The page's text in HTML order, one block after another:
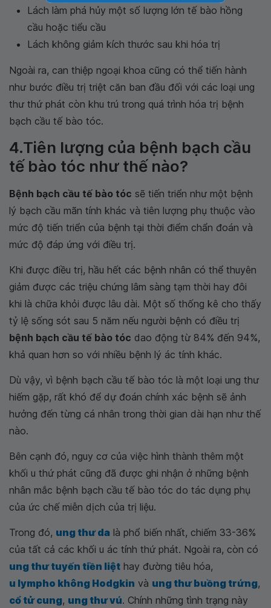
Lách làm phá hủy một số lượng lớn tế bào hồng
cầu hoặc tiểu cầu
Lách không giảm kích thước sau khi hóa trị
Ngoài ra, can thiệp ngoại khoa cũng có thể tiến hành
như bước điều trị triệt căn ban đầu đối với các loại ung
thư thứ phát còn khu trú trong quá trình hóa trị bệnh
bạch cầu tế bào tóc.
4.Tiên lượng của bệnh bạch cầu
tế bào tóc như thế nào?
Bệnh bạch cầu tế bào tóc sẽ tiến triển như một bệnh
lý bạch cầu mãn tính khác và tiên lượng phụ thuộc vào
mức độ tiến triển của bệnh tại thời điểm chẩn đoán và
mức độ đáp ứng với điều trị.
Khi được điều trị, hầu hết các bệnh nhân có thể thuyên
giảm được các triệu chứng lâm sàng tạm thời hay đôi
khi là chữa khỏi được lâu dài. Một số thống kê cho thấy
tỷ lệ sống sót sau 5 năm nếu người bệnh có điều trị
bệnh bạch cầu tế bào tóc dao động từ 84% đến 94%,
khả quan hơn so với nhiều bệnh lý ác tính khác.
Dù vậy, vì bệnh bạch cầu tế bào tóc là một loại ung thư
hiếm gặp, rất khó để dự đoán chính xác bệnh sẽ ảnh
hưởng đến từng cá nhân trong thời gian dài hạn như thế
nào.
Bên cạnh đó, nguy cơ của việc hình thành thêm một
khối u thứ phát cũng đã được ghi nhận ở những bệnh
nhân mắc bệnh bạch cầu tế bào tóc do tác dụng phụ
của ức chế miễn dịch của trị liệu.
Trong đó, ung thư da là phổ biến nhất, chiếm 33-36%
của tất cả các khối u ác tính thứ phát. Ngoài ra, còn có
ung thư tuyến tiền liệt hay đường tiêu hóa,
u lympho không Hodgkin và ung thư buồng trứng,
cổ tử cung, ung thư vú. Chính những tình trạng này